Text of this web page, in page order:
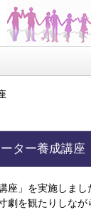
ター養成講座
座」を実施しま
劇を観たりしな